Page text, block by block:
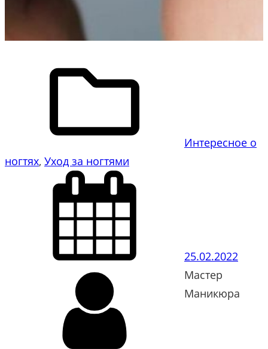
Интересное о
ногтях, Уход за ногтями
25.02.2022
Мастер
Маникюра